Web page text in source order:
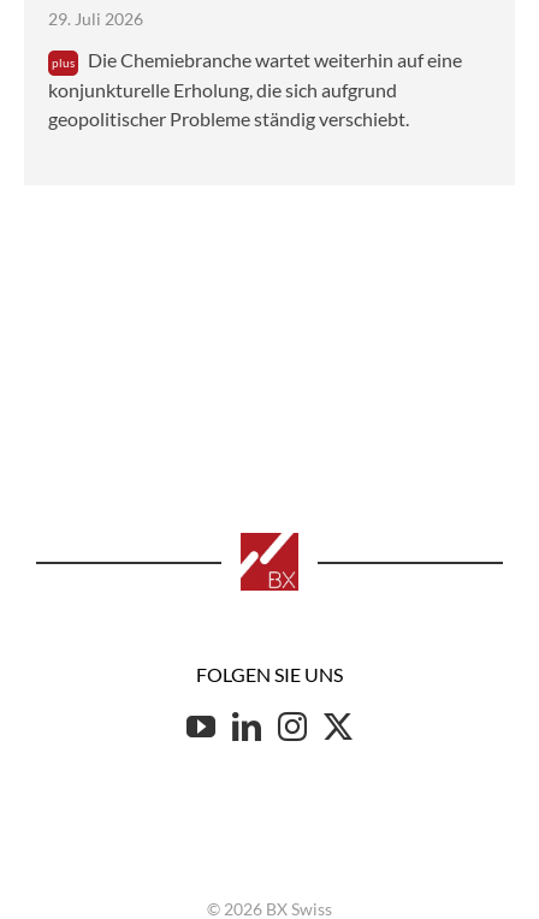
29. Juli 2026
Die Chemiebranche wartet weiterhin auf eine
konjunkturelle Erholung, die sich aufgrund
geopolitischer Probleme ständig verschiebt.
FOLGEN SIE UNS
© 2026 BX Swiss